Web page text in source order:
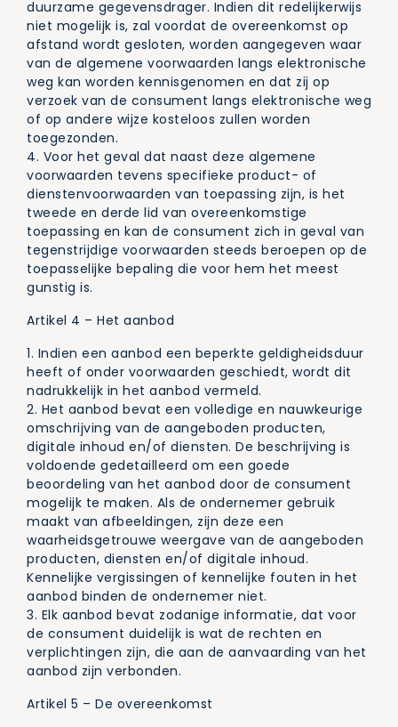
duurzame gegevensdrager. Indien dit redelijkerwijs
niet mogelijk is, zal voordat de overeenkomst op
afstand wordt gesloten, worden aangegeven waar
van de algemene voorwaarden langs elektronische
weg kan worden kennisgenomen en dat zij op
verzoek van de consument langs elektronische weg
of op andere wijze kosteloos zullen worden
toegezonden.
4. Voor het geval dat naast deze algemene
voorwaarden tevens specifieke product- of
dienstenvoorwaarden van toepassing zijn, is het
tweede en derde lid van overeenkomstige
toepassing en kan de consument zich in geval van
tegenstrijdige voorwaarden steeds beroepen op de
toepasselijke bepaling die voor hem het meest
gunstig is.
Artikel 4 – Het aanbod
1. Indien een aanbod een beperkte geldigheidsduur
heeft of onder voorwaarden geschiedt, wordt dit
nadrukkelijk in het aanbod vermeld.
2. Het aanbod bevat een volledige en nauwkeurige
omschrijving van de aangeboden producten,
digitale inhoud en/of diensten. De beschrijving is
voldoende gedetailleerd om een goede
beoordeling van het aanbod door de consument
mogelijk te maken. Als de ondernemer gebruik
maakt van afbeeldingen, zijn deze een
waarheidsgetrouwe weergave van de aangeboden
producten, diensten en/of digitale inhoud.
Kennelijke vergissingen of kennelijke fouten in het
aanbod binden de ondernemer niet.
3. Elk aanbod bevat zodanige informatie, dat voor
de consument duidelijk is wat de rechten en
verplichtingen zijn, die aan de aanvaarding van het
aanbod zijn verbonden.
Artikel 5 – De overeenkomst